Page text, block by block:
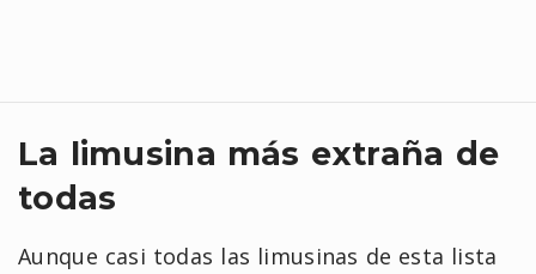
La limusina más extraña de
todas
Aunque casi todas las limusinas de esta lista